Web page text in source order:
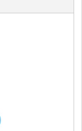
。
営業力がモノを
イルに分かれて
勤務地を選択し